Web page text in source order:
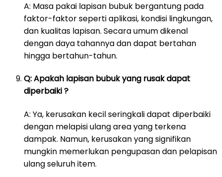
A: Masa pakai lapisan bubuk bergantung pada
faktor-faktor seperti aplikasi, kondisi lingkungan,
dan kualitas lapisan. Secara umum dikenal
dengan daya tahannya dan dapat bertahan
hingga bertahun-tahun.
Q: Apakah lapisan bubuk yang rusak dapat
diperbaiki ?
A: Ya, kerusakan kecil seringkali dapat diperbaiki
dengan melapisi ulang area yang terkena
dampak. Namun, kerusakan yang signifikan
mungkin memerlukan pengupasan dan pelapisan
ulang seluruh item.